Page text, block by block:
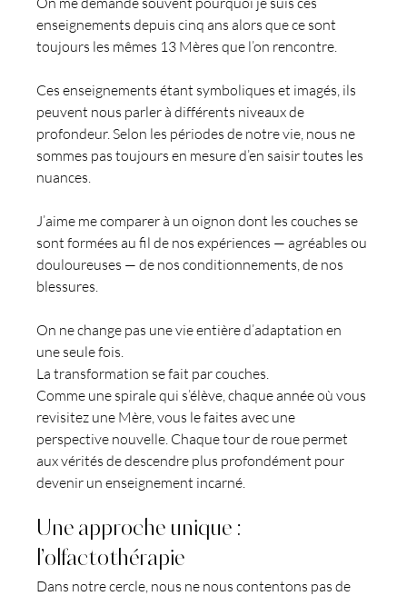
enseignements depuis cinq ans alors que ce sont
toujours les mêmes 13 Mères que l’on rencontre.
Ces enseignements étant symboliques et imagés, ils
peuvent nous parler à différents niveaux de
profondeur. Selon les périodes de notre vie, nous ne
sommes pas toujours en mesure d’en saisir toutes les
nuances.
J’aime me comparer à un oignon dont les couches se
sont formées au fil de nos expériences — agréables ou
douloureuses — de nos conditionnements, de nos
blessures.
On ne change pas une vie entière d’adaptation en
une seule fois.
La transformation se fait par couches.
Comme une spirale qui s’élève, chaque année où vous
revisitez une Mère, vous le faites avec une
perspective nouvelle. Chaque tour de roue permet
aux vérités de descendre plus profondément pour
devenir un enseignement incarné.
Une approche unique :
l’olfactothérapie
Dans notre cercle, nous ne nous contentons pas de